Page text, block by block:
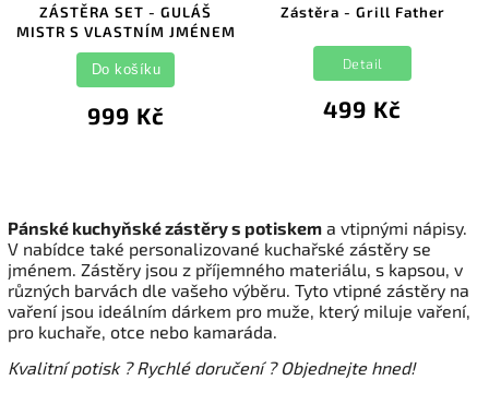
ZÁSTĚRA SET - GULÁŠ
MISTR S VLASTNÍM JMÉNEM
999 Kč
Do košíku
Zástěra - Grill Father
499 Kč
Detail
Pánské kuchyňské zástěry s potiskem a vtipnými nápisy.
V nabídce také personalizované kuchařské zástěry se
jménem. Zástěry jsou z příjemného materiálu, s kapsou, v
různých barvách dle vašeho výběru. Tyto vtipné zástěry na
vaření jsou ideálním dárkem pro muže, který miluje vaření,
pro kuchaře, otce nebo kamaráda.
Kvalitní potisk ? Rychlé doručení ? Objednejte hned!